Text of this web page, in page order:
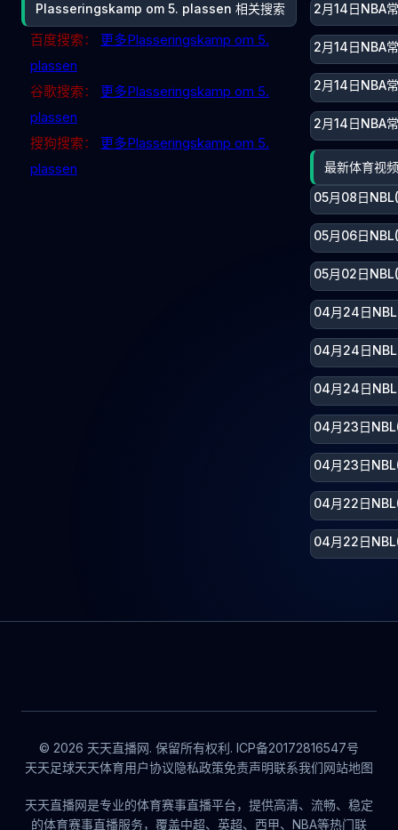
Plasseringskamp om 5. plassen 相关搜索
百度搜索：
更多Plasseringskamp om 5.
plassen
谷歌搜索：
更多Plasseringskamp om 5.
plassen
搜狗搜索：
更多Plasseringskamp om 5.
plassen
2月14日NBA
2月14日NBA
2月14日NBA
2月14日NBA
最新体育视频
05月08日
05月06日
05月02日
04月24日
04月24日
04月24日
04月23日
04月23日
04月22日
04月22日
© 2026 天天直播网. 保留所有权利. ICP备20172816547号
天天足球天天体育用户协议隐私政策免责声明联系我们网站地图
天天直播网是专业的体育赛事直播平台，提供高清、流畅、稳定
的体育赛事直播服务，覆盖中超、英超、西甲、NBA等热门联